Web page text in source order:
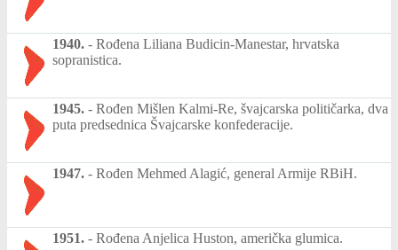
1940. - Rođena Liliana Budicin-Manestar, hrvatska
sopranistica.
1945. - Rođen Mišlen Kalmi-Re, švajcarska političarka, dva
puta predsednica Švajcarske konfederacije.
1947. - Rođen Mehmed Alagić, general Armije RBiH.
1951. - Rođena Anjelica Huston, američka glumica.